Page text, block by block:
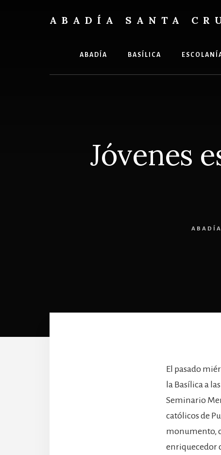
ABADÍA SANTA
ABADÍA BASÍLICA
Jóvenes
ABADÍA
El pasado
la Basílica a
Seminario
católicos de
monumento,
enriquecedor